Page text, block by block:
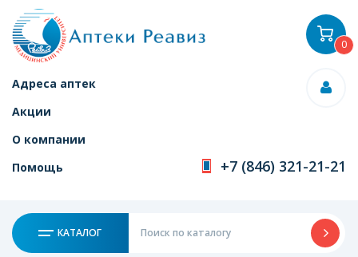
Адреса аптек
Акции
О компании
Помощь
+7 (846) 321-21-21
КАТАЛОГ
0